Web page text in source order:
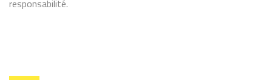
responsabilité.